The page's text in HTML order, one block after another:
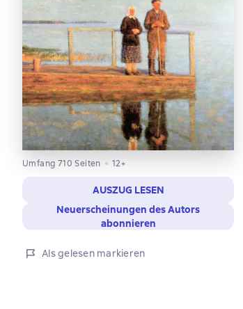
Umfang 710 Seiten 12+
AUSZUG LESEN
Neuerscheinungen des Autors
abonnieren
Als gelesen markieren